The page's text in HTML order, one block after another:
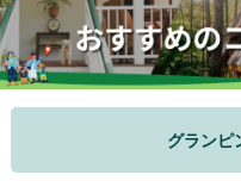
グランピ